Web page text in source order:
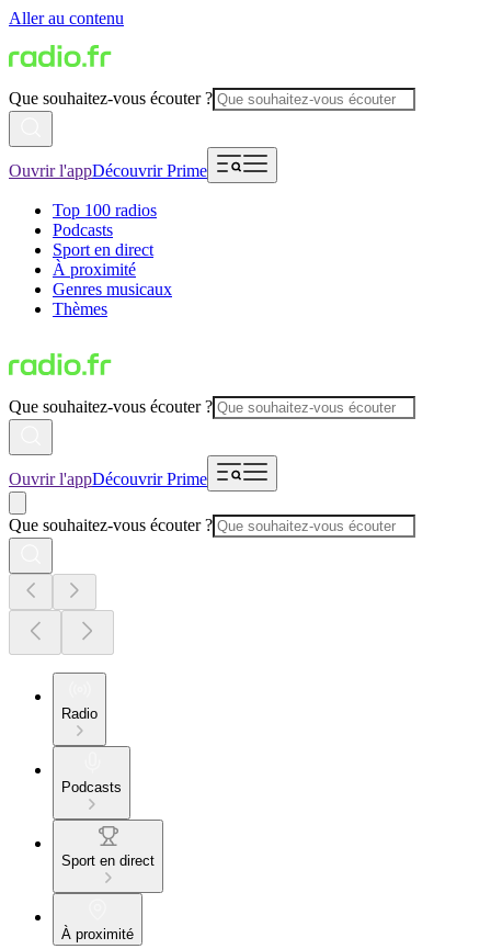
Aller au contenu
Que souhaitez-vous écouter ?
Ouvrir l'appDécouvrir Prime
Top 100 radios
Podcasts
Sport en direct
À proximité
Genres musicaux
Thèmes
Que souhaitez-vous écouter ?
Ouvrir l'appDécouvrir Prime
Que souhaitez-vous écouter ?
Radio
Podcasts
Sport en direct
À proximité